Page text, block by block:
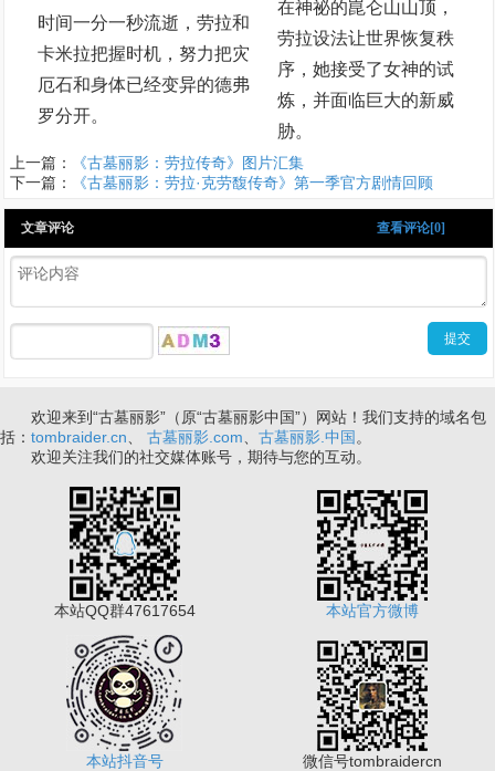
时间一分一秒流逝，劳拉和
卡米拉把握时机，努力把灾
厄石和身体已经变异的德弗
罗分开。
在神祕的崑仑山山顶，
劳拉设法让世界恢复秩
序，她接受了女神的试
炼，并面临巨大的新威
胁。
上一篇：
《古墓丽影：劳拉传奇》图片汇集
下一篇：
《古墓丽影：劳拉·克劳馥传奇》第一季官方剧情回顾
查看评论[0]
文章评论
欢迎来到“古墓丽影”（原“古墓丽影中国”）网站！我们支持的域名包
括： tombraider.cn 古墓丽影.com 古墓丽影.中国 。
欢迎关注我们的社交媒体账号，期待与您的互动。
本站QQ群47617654 本站官方微博
本站抖音号 微信号tombraidercn